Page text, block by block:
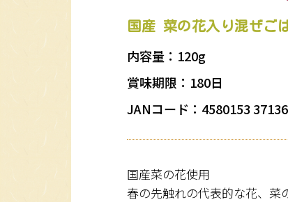
国産 菜の花入り混ぜご
内容量：120g
賞味期限：180日
JANコード：4580153
国産菜の花使用
春の先触れの代表的な花、菜